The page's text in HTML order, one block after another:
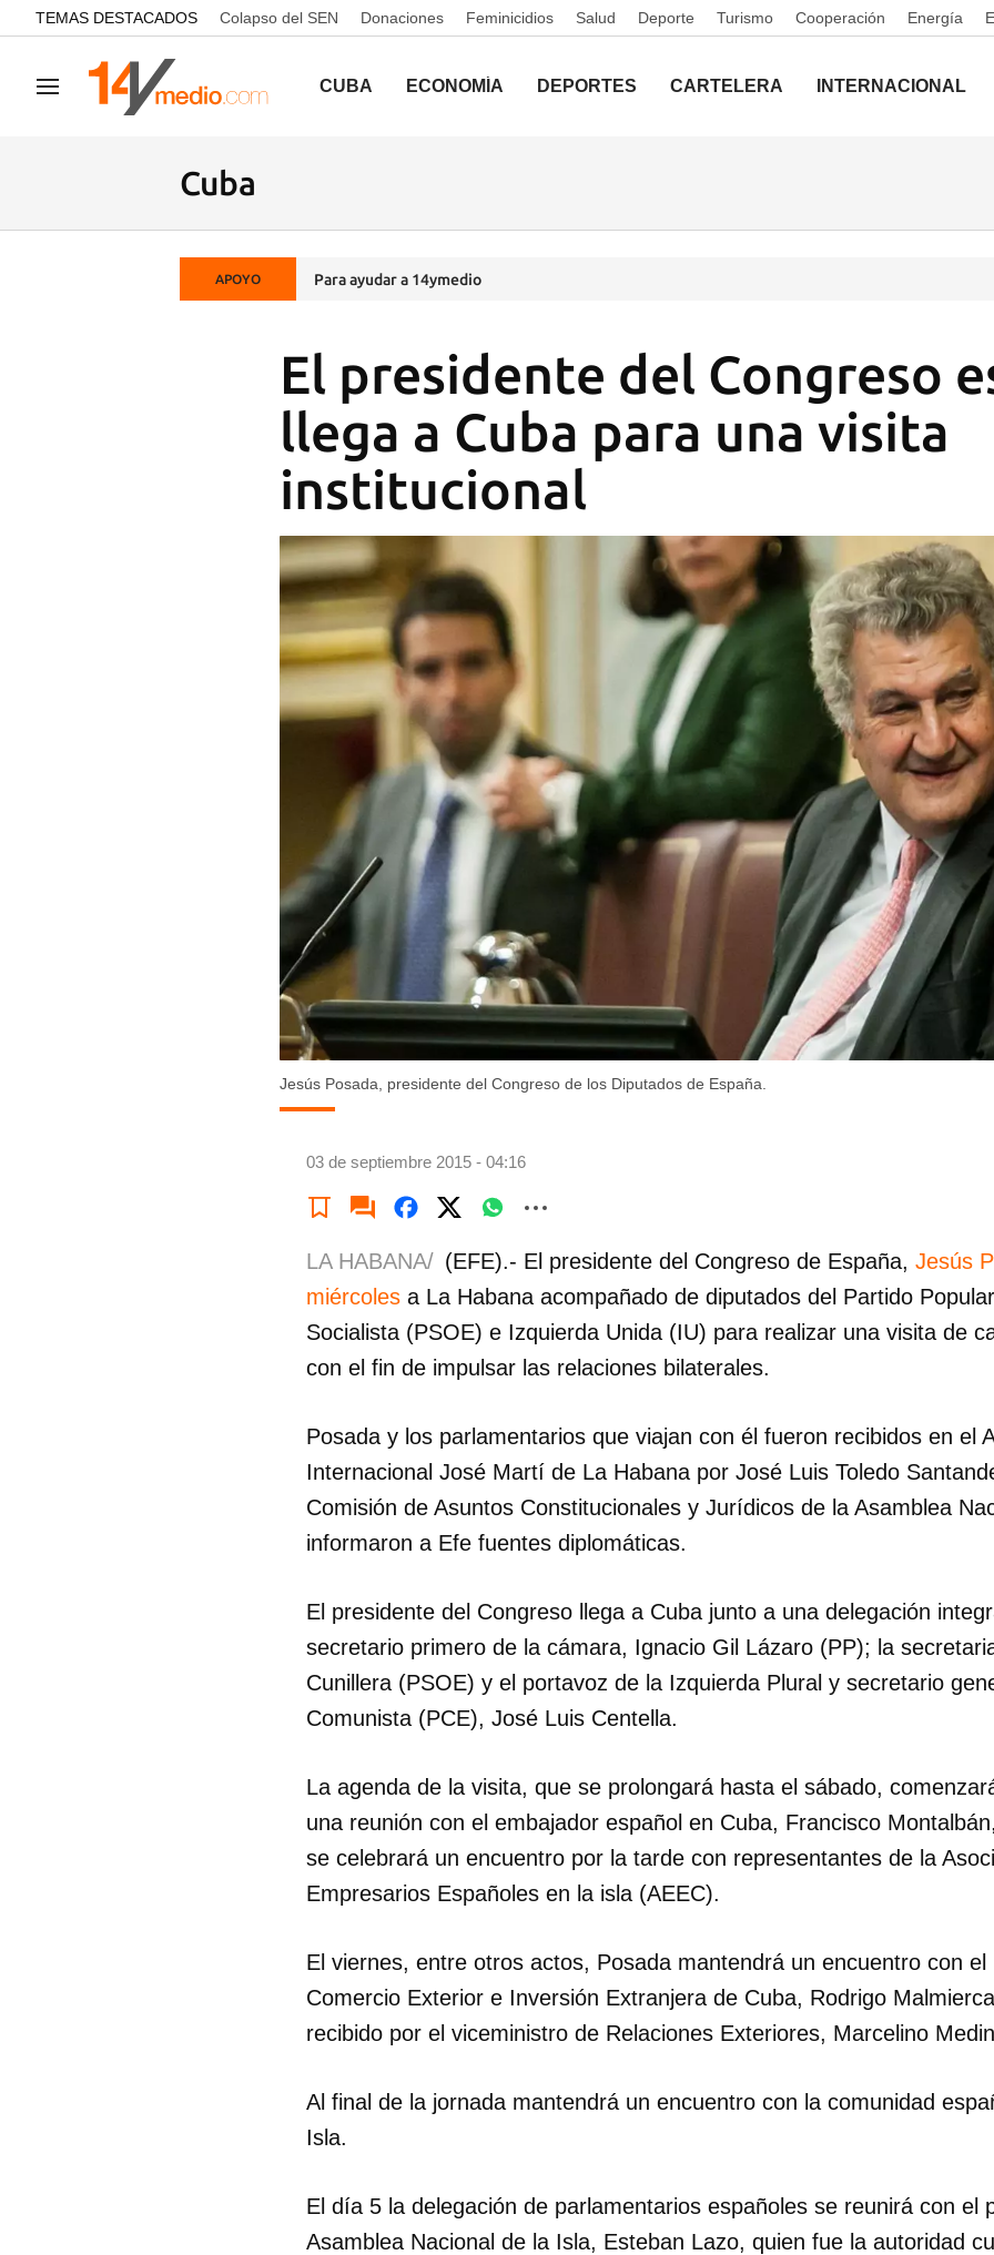
common.go-to-content
TEMAS DESTACADOS Colapso del SEN Donaciones Feminicidios Salud Deporte Turismo Cooperación Energía
Navegación CUBA ECONOMÍA DEPORTES CARTELERA INTERNACIONAL
Cuba
APOYO Para ayudar a 14ymedio
El presidente del Congreso
llega a Cuba para una visita
institucional
Jesús Posada, presidente del Congreso de los Diputados de España.
03 de septiembre 2015 - 04:16
Guardar como favorito
LA HABANA/ (EFE).- El presidente del Congreso de España, Jesús
miércoles a La Habana acompañado de diputados del Partido
Socialista (PSOE) e Izquierda Unida (IU) para realizar una visita de
con el fin de impulsar las relaciones bilaterales.
Posada y los parlamentarios que viajan con él fueron recibidos en el
Internacional José Martí de La Habana por José Luis Toledo
Comisión de Asuntos Constitucionales y Jurídicos de la Asamblea
informaron a Efe fuentes diplomáticas.
El presidente del Congreso llega a Cuba junto a una delegación
secretario primero de la cámara, Ignacio Gil Lázaro (PP); la
Cunillera (PSOE) y el portavoz de la Izquierda Plural y secretario
Comunista (PCE), José Luis Centella.
La agenda de la visita, que se prolongará hasta el sábado,
una reunión con el embajador español en Cuba, Francisco
se celebrará un encuentro por la tarde con representantes de la
Empresarios Españoles en la isla (AEEC).
El viernes, entre otros actos, Posada mantendrá un encuentro con el
Comercio Exterior e Inversión Extranjera de Cuba, Rodrigo
recibido por el viceministro de Relaciones Exteriores, Marcelino
Al final de la jornada mantendrá un encuentro con la comunidad
Isla.
El día 5 la delegación de parlamentarios españoles se reunirá con el
Asamblea Nacional de la Isla, Esteban Lazo, quien fue la autoridad